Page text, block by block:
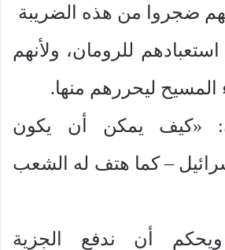
ضجروا من هذه الضريبة
للرومان، ولأنهم
ليحررهم منها.
«كيف يمكن أن يكون
– كما هتف له الشعب
أن ندفع الجزية